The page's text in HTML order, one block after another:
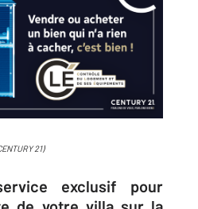
21)
exclusif pour